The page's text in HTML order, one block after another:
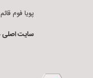
پویا فوم قائم : ۸۸۱۴۹ –
سایت اصلی